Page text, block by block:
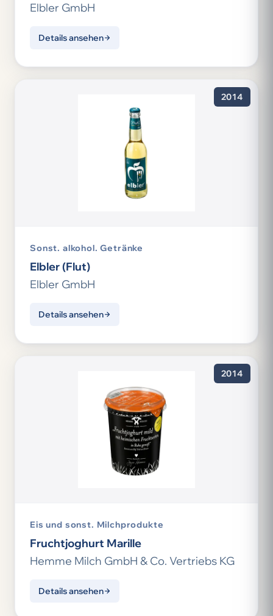
Elbler GmbH
Details ansehen
2014
Sonst. alkohol. Getränke
Elbler (Flut)
Elbler GmbH
Details ansehen
2014
Eis und sonst. Milchprodukte
Fruchtjoghurt Marille
Hemme Milch GmbH & Co. Vertriebs KG
Details ansehen